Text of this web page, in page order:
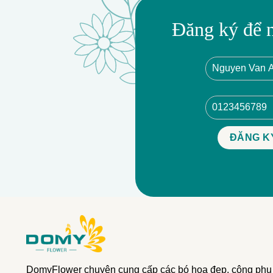
Đăng ký để
DomyFlower chuyên cung cấp các bó hoa đẹp, công phu